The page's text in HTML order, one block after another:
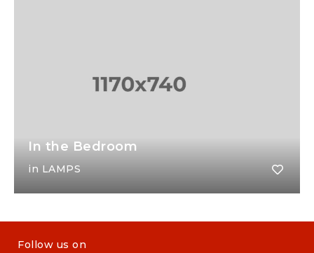
In the Bedroom
in LAMPS
Follow us on